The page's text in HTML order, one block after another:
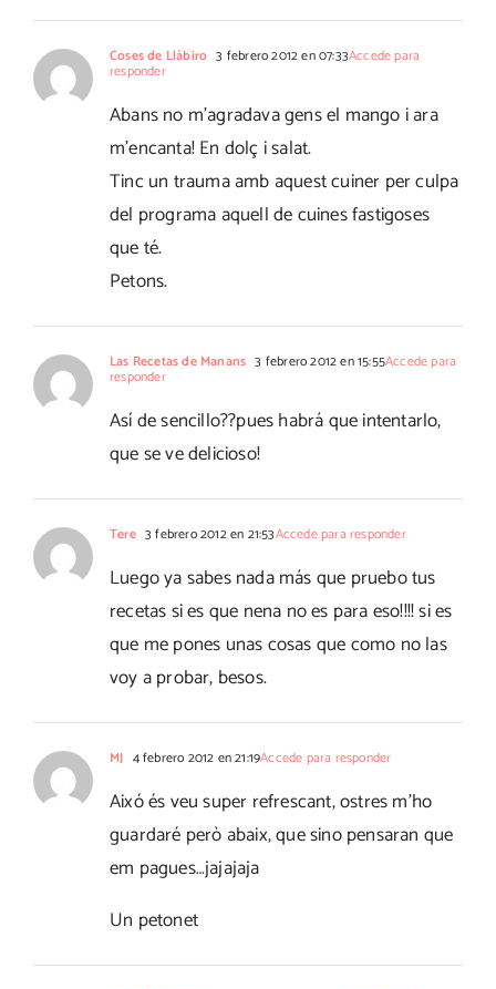
Coses de Llàbiro 3 febrero 2012 en 07:33Accede para
responder
Abans no m'agradava gens el mango i ara
m'encanta! En dolç i salat.
Tinc un trauma amb aquest cuiner per culpa
del programa aquell de cuines fastigoses
que té.
Petons.
Las Recetas de Manans 3 febrero 2012 en 15:55Accede para
responder
Así de sencillo??pues habrá que intentarlo,
que se ve delicioso!
Tere 3 febrero 2012 en 21:53Accede para responder
Luego ya sabes nada más que pruebo tus
recetas si es que nena no es para eso!!!! si es
que me pones unas cosas que como no las
voy a probar, besos.
MJ 4 febrero 2012 en 21:19Accede para responder
Aixó és veu super refrescant, ostres m'ho
guardaré però abaix, que sino pensaran que
em pagues…jajajaja
Un petonet